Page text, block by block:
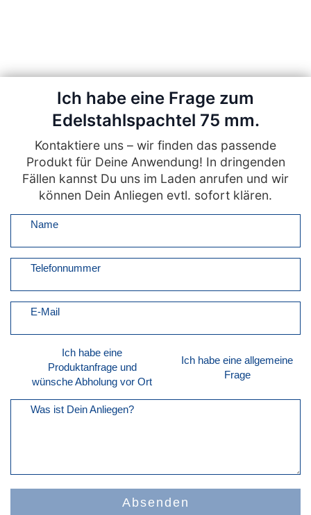
Ich habe eine Frage zum
Edelstahlspachtel 75 mm.
Kontaktiere uns – wir finden das passende
Produkt für Deine Anwendung! In dringenden
Fällen kannst Du uns im Laden anrufen und wir
können Dein Anliegen evtl. sofort klären.
Name
Telefonnummer
E-Mail
Ich habe eine
Produktanfrage und
wünsche Abholung vor Ort
Ich habe eine allgemeine
Frage
Was ist Dein Anliegen?
Absenden